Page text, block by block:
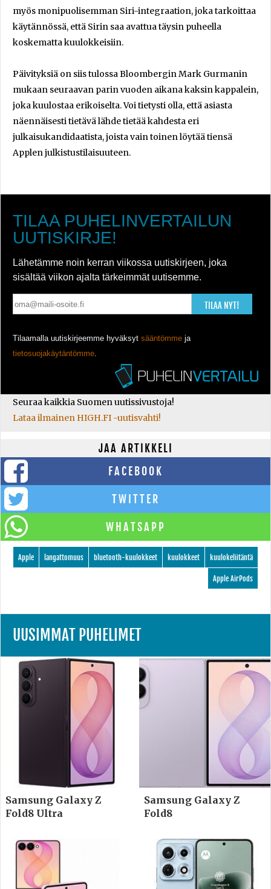
myös monipuolisemman Siri-integraation, joka tarkoittaa
käytännössä, että Sirin saa avattua täysin puheella
koskematta kuulokkeisiin.
Päivityksiä on siis tulossa Bloombergin Mark Gurmanin
mukaan seuraavan parin vuoden aikana kaksin kappalein,
joka kuulostaa erikoiselta. Voi tietysti olla, että asiasta
näennäisesti tietävä lähde tietää kahdesta eri
julkaisukandidaatista, joista vain toinen löytää tiensä
Applen julkistustilaisuuteen.
TILAA PUHELINVERTAILUN
UUTISKIRJE!
Lähetämme noin kerran viikossa uutiskirjeen, joka
sisältää viikon ajalta tärkeimmät uutisemme.
TILAA NYT!
Tilaamalla uutiskirjeemme hyväksyt sääntömme ja
tietosuojakäytäntömme.
Seuraa kaikkia Suomen uutissivustoja!
Lataa ilmainen HIGH.FI -uutisvahti!
JAA ARTIKKELI
FACEBOOK
TWITTER
WHATSAPP
kuulokeliitäntä
kuulokkeet
bluetooth-kuulokkeet
langattomuus
Apple
Apple AirPods
UUSIMMAT PUHELIMET
Samsung Galaxy Z
Fold8 Ultra
Samsung Galaxy Z
Fold8